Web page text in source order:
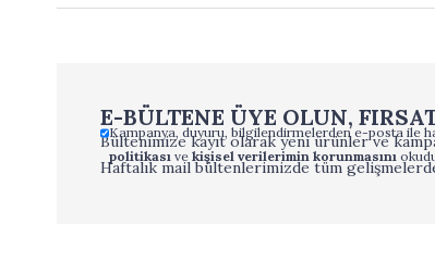
E-BÜLTENE ÜYE OLUN,
Bültenimize kayıt olarak yeni ürünler ve
Haftalık mail bültenlerimizde tüm
Kampanya, duyuru, bilgilendirmelerden e-posta ile
politikasıve kişisel verilerimin korunmasını